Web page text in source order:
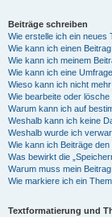
Beiträge schreiben
Wie erstelle ich ein neues
Wie kann ich einen
Wie kann ich meinem
Wie kann ich eine
Wieso kann ich nicht
Wie bearbeite oder
Warum kann ich auf
Weshalb kann ich keine
Weshalb wurde ich
Wie kann ich Beiträge
Was bewirkt die
Warum muss mein
Wie markiere ich ein
Textformatierung und